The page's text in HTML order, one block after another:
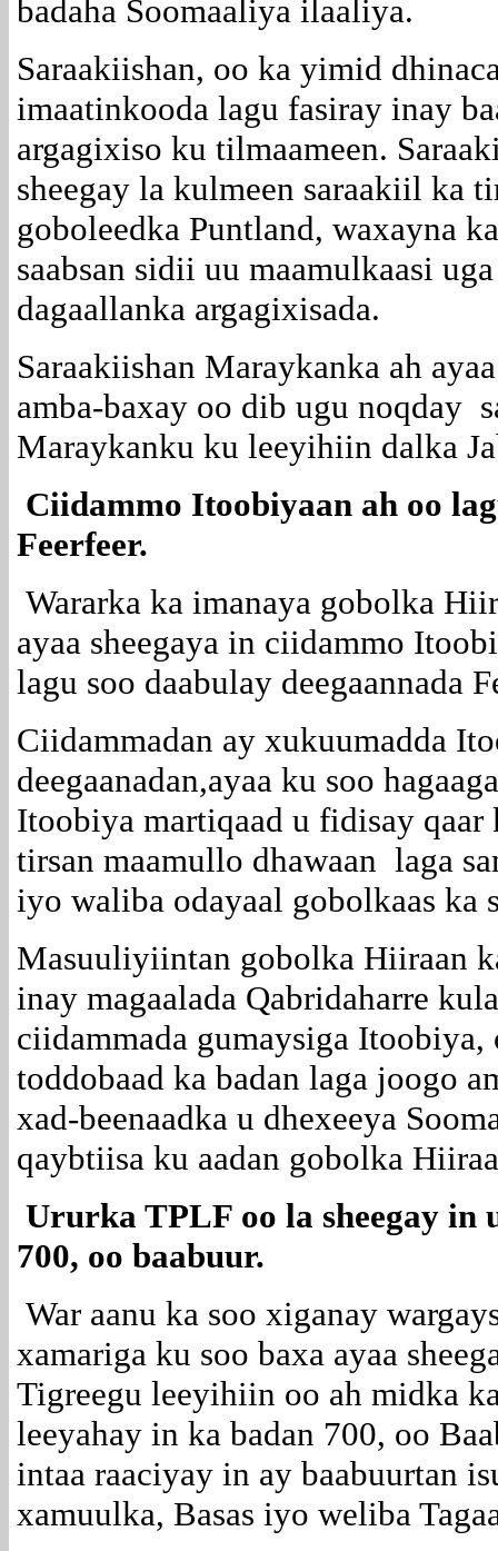
badaha Soomaaliya ilaaliya.
Saraakiishan, oo ka yimid
imaatinkooda lagu fasiray inay
argagixiso ku tilmaameen.
sheegay la kulmeen saraakiil ka
goboleedka Puntland, waxayna
saabsan sidii uu maamulkaasi
dagaallanka argagixisada.
Saraakiishan Maraykanka ah
amba-baxay oo dib ugu noqday
Maraykanku ku leeyihiin dalka
Ciidammo Itoobiyaan ah oo
Feerfeer.
Wararka ka imanaya gobolka
ayaa sheegaya in ciidammo
lagu soo daabulay deegaannada
Ciidammadan ay xukuumadda
deegaanadan,ayaa ku soo
Itoobiya martiqaad u fidisay
tirsan maamullo dhawaan laga
iyo waliba odayaal gobolkaas ka
Masuuliyiintan gobolka Hiiraan
inay magaalada Qabridaharre
ciidammada gumaysiga Itoobiya,
toddobaad ka badan laga joogo
xad-beenaadka u dhexeeya
qaybtiisa ku aadan gobolka
Ururka TPLF oo la sheegay in
700, oo baabuur.
War aanu ka soo xiganay
xamariga ku soo baxa ayaa
Tigreegu leeyihiin oo ah midka
leeyahay in ka badan 700, oo
intaa raaciyay in ay baabuurtan
xamuulka, Basas iyo weliba